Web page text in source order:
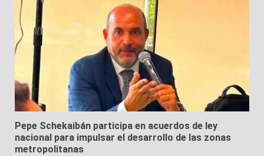
Pepe Schekaibán participa en acuerdos de ley
nacional para impulsar el desarrollo de las zonas
metropolitanas